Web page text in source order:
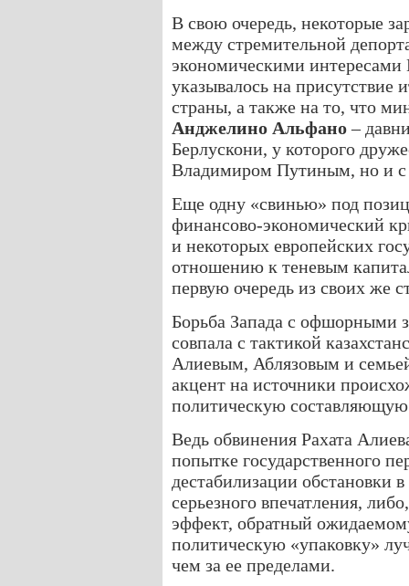
В свою очередь, некоторые
между стремительной
экономическими интересами
указывалось на присутствие
страны, а также на то, что
Анджелино Альфано–
Берлускони, у которого
Владимиром Путиным, но и с
Еще одну «свинью» под
финансово-экономический
и некоторых европейских
отношению к теневым
первую очередь из своих же
Борьба Запада с офшорными
совпала с тактикой
Алиевым, Аблязовым и
акцент на источники
политическую составляющую
Ведь обвинения Рахата
попытке государственного
дестабилизации обстановки
серьезного впечатления,
эффект, обратный
политическую «упаковку»
чем за ее пределами.